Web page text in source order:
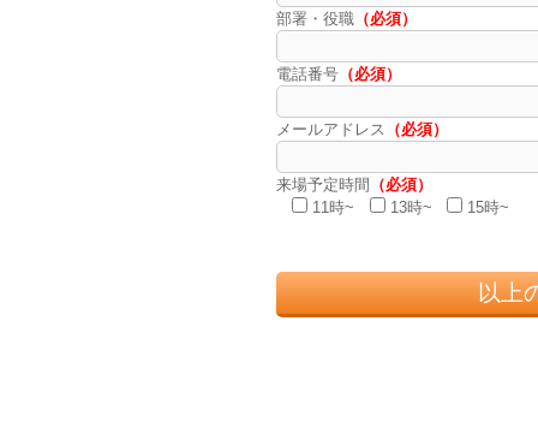
部署・役職 （必須）
電話番号 （必須）
メールアドレス （必須）
来場予定時間
（必須）
11時~
13時~ 15時~